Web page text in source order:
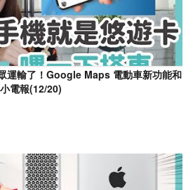
運輸了！Google Maps 電動車新功能和
電報(12/20)